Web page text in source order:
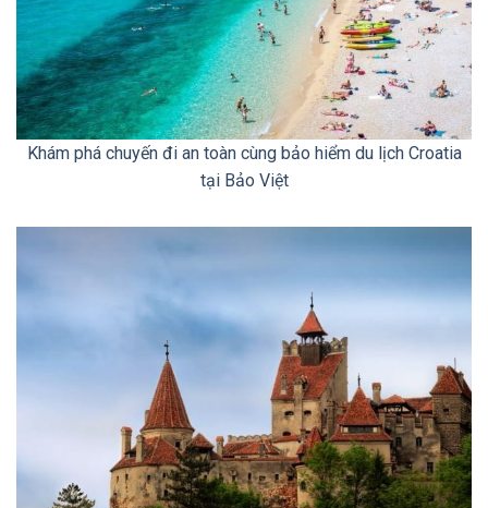
Khám phá chuyến đi an toàn cùng bảo hiểm du lịch Croatia
tại Bảo Việt